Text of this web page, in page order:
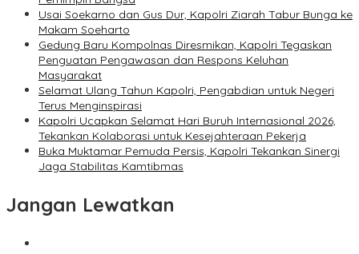
Usai Soekarno dan Gus Dur, Kapolri Ziarah Tabur Bunga ke
Makam Soeharto
Gedung Baru Kompolnas Diresmikan, Kapolri Tegaskan
Penguatan Pengawasan dan Respons Keluhan
Masyarakat
Selamat Ulang Tahun Kapolri, Pengabdian untuk Negeri
Terus Menginspirasi
Kapolri Ucapkan Selamat Hari Buruh Internasional 2026,
Tekankan Kolaborasi untuk Kesejahteraan Pekerja
Buka Muktamar Pemuda Persis, Kapolri Tekankan Sinergi
Jaga Stabilitas Kamtibmas
Jangan Lewatkan